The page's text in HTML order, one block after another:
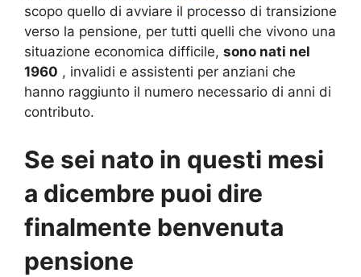
scopo quello di avviare il processo di transizione
verso la pensione, per tutti quelli che vivono una
situazione economica difficile, sono nati nel
1960 , invalidi e assistenti per anziani che
hanno raggiunto il numero necessario di anni di
contributo.
Se sei nato in questi mesi
a dicembre puoi dire
finalmente benvenuta
pensione